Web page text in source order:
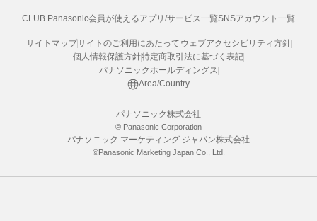
CLUB Panasonic会員が使えるアプリ/サービス一覧SNSアカウント一覧
サイトマップサイトのご利用にあたって ウェブアクセシビリティ方針
個人情報保護方針特定商取引法に基づく表記
パナソニックホールディングス
Area/Country
パナソニック株式会社
© Panasonic Corporation
パナソニック マーケティング ジャパン株式会社
©Panasonic Marketing Japan Co., Ltd.